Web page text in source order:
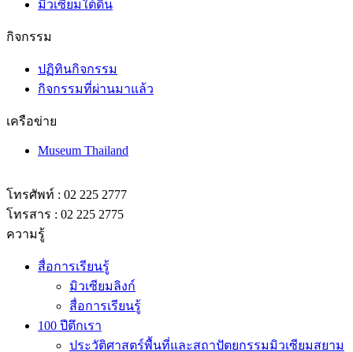
กิจกรรมที่ผ่านมาแล้ว
Museum Thailand
โทรสาร : 02 225 2775
ความรู้
สื่อการเรียนรู้
มิวเซียมลิงก์
สื่อการเรียนรู้
100 ปีตึกเรา
ประวัติศาสตร์พื้นที่และสถาปัตยกรรมมิวเซียมสยาม
Video